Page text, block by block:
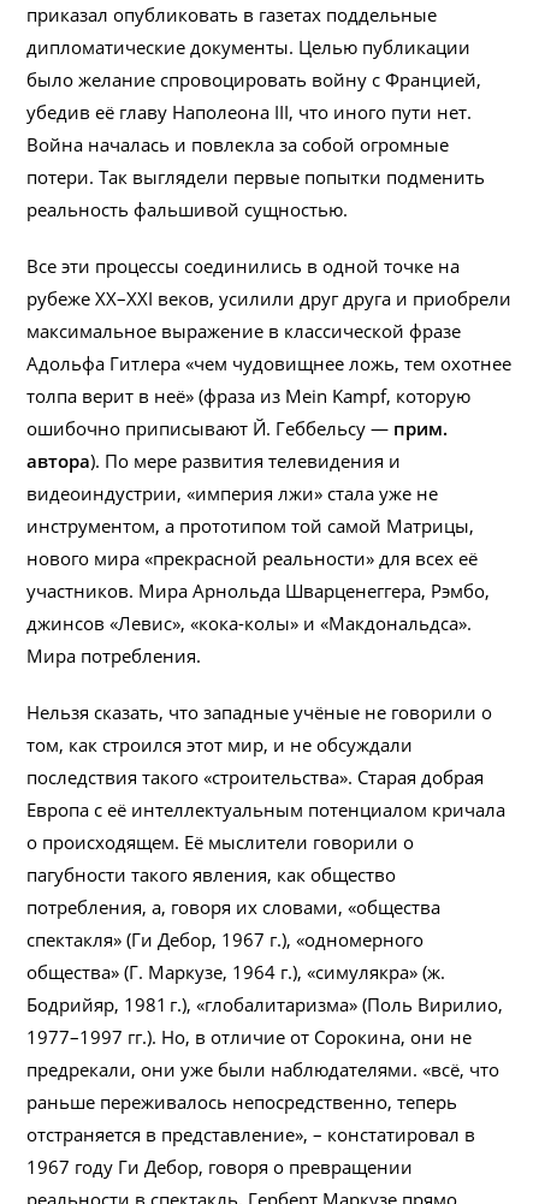
приказал опубликовать в газетах поддельные
дипломатические документы. Целью публикации
было желание спровоцировать войну с Францией,
убедив её главу Наполеона III, что иного пути нет.
Война началась и повлекла за собой огромные
потери. Так выглядели первые попытки подменить
реальность фальшивой сущностью.
Все эти процессы соединились в одной точке на
рубеже XX–XXI веков, усилили друг друга и приобрели
максимальное выражение в классической фразе
Адольфа Гитлера «чем чудовищнее ложь, тем охотнее
толпа верит в неё» (фраза из Mein Kampf, которую
ошибочно приписывают Й. Геббельсу — прим.
автора). По мере развития телевидения и
видеоиндустрии, «империя лжи» стала уже не
инструментом, а прототипом той самой Матрицы,
нового мира «прекрасной реальности» для всех её
участников. Мира Арнольда Шварценеггера, Рэмбо,
джинсов «Левис», «кока-колы» и «Макдональдса».
Мира потребления.
Нельзя сказать, что западные учёные не говорили о
том, как строился этот мир, и не обсуждали
последствия такого «строительства». Старая добрая
Европа с её интеллектуальным потенциалом кричала
о происходящем. Её мыслители говорили о
пагубности такого явления, как общество
потребления, а, говоря их словами, «общества
спектакля» (Ги Дебор, 1967 г.), «одномерного
общества» (Г. Маркузе, 1964 г.), «симулякра» (ж.
Бодрийяр, 1981 г.), «глобалитаризма» (Поль Вирилио,
1977–1997 гг.). Но, в отличие от Сорокина, они не
предрекали, они уже были наблюдателями. «всё, что
раньше переживалось непосредственно, теперь
отстраняется в представление», – констатировал в
1967 году Ги Дебор, говоря о превращении
реальности в спектакль. Герберт Маркузе прямо